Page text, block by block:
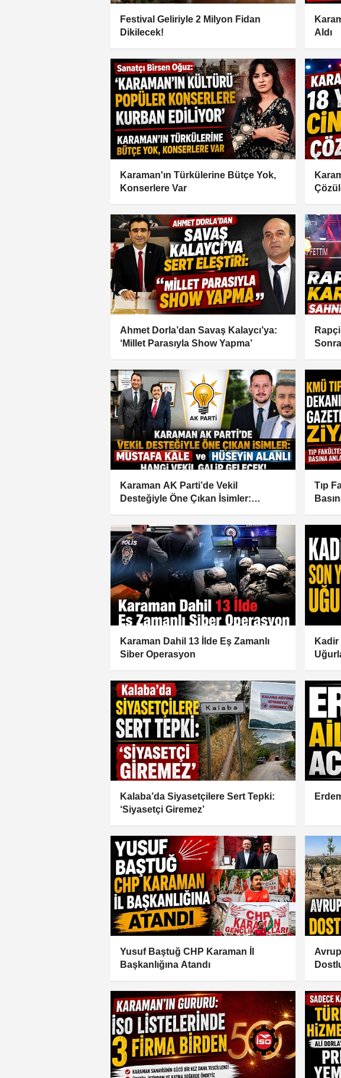
Festival Geliriyle 2 Milyon Fidan
Dikilecek!
Aldı
Karaman'ın Türkülerine Bütçe Yok,
Konserlere Var
Ahmet Dorla’dan Savaş Kalaycı’ya:
‘Millet Parasıyla Show Yapma’
Karaman AK Parti’de Vekil
Desteğiyle Öne Çıkan İsimler:
Tıp
Karaman Dahil 13 İlde Eş Zamanlı
Siber Operasyon
Kalaba’da Siyasetçilere Sert Tepki:
‘Siyasetçi Giremez’
Yusuf Baştuğ CHP Karaman İl
Başkanlığına Atandı